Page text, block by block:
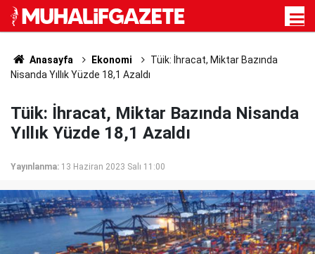
Anasayfa Ekonomi
Tüik: İhracat, Miktar Bazında
Nisanda Yıllık Yüzde 18,1 Azaldı
Tüik: İhracat, Miktar Bazında Nisanda
Yıllık Yüzde 18,1 Azaldı
Yayınlanma: 13 Haziran 2023 Salı 11:00